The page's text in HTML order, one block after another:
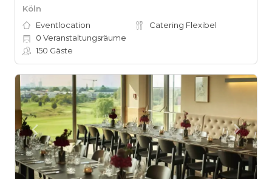
Köln
Eventlocation
Catering Flexibel
0 Veranstaltungsräume
150 Gäste